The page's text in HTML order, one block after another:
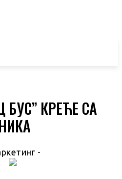
БУС” КРЕЋЕ СА
-